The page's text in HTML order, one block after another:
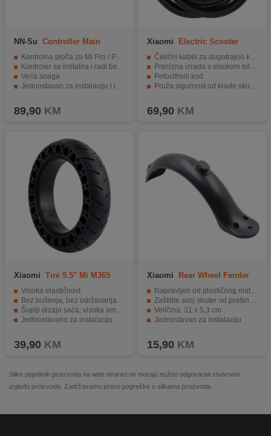
NN-Su Controller Main
Kontrolna ploča za Mi Pro / Pro 2 Electric Scooter
Kontroler se instalira i radi bez ikakvih podešavanja
Veća snaga
Jednostavan za instalaciju i izdržljiv
89,90 KM
Xiaomi
Electric Scooter
Cable Lock
Čelični kabel za dugotrajno korištenje.
Precizna izrada s visokom tolerancijom.
Petocifreni kod
Pruža sigurnost od krađe skutera.
69,90 KM
Xiaomi Tire 9.5" Mi M365
Visoka elastičnost
Bez bušenja, bez održavanja
Šuplji dizajn saća, visoka amortizacija
Jednostavano za instalaciju
39,90 KM
Xiaomi
Rear Wheel Fender
Napravljen od plastičnog materijala, izdržljiv
Zaštitite svoj skuter od prašine, prljavštine i snijega
Veličina: 31 x 5,3 cm
Jednostavan za instalaciju
15,90 KM
Slike pojedinih proizvoda na web stranici ne moraju nužno odgovarati stvarnom
izgledu proizvoda. Zadržavamo pravo pogreške u slikama proizvoda.